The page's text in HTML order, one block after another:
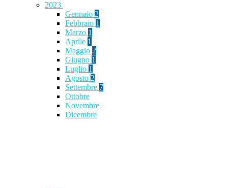
2023
Gennaio 2
Febbraio 1
Marzo 1
Aprile 1
Maggio 2
Giugno 1
Luglio 1
Agosto 2
Settembre 7
Ottobre
Novembre
Dicembre